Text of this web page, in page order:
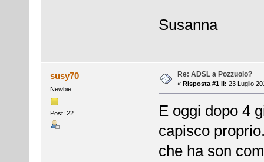
Susanna
susy70
Newbie
Post: 22
Re: ADSL a Pozzuolo?
« Risposta #1 il: 23 Luglio
E oggi dopo 4
capisco
che ha son